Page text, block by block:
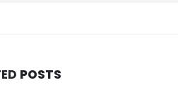
POSTS